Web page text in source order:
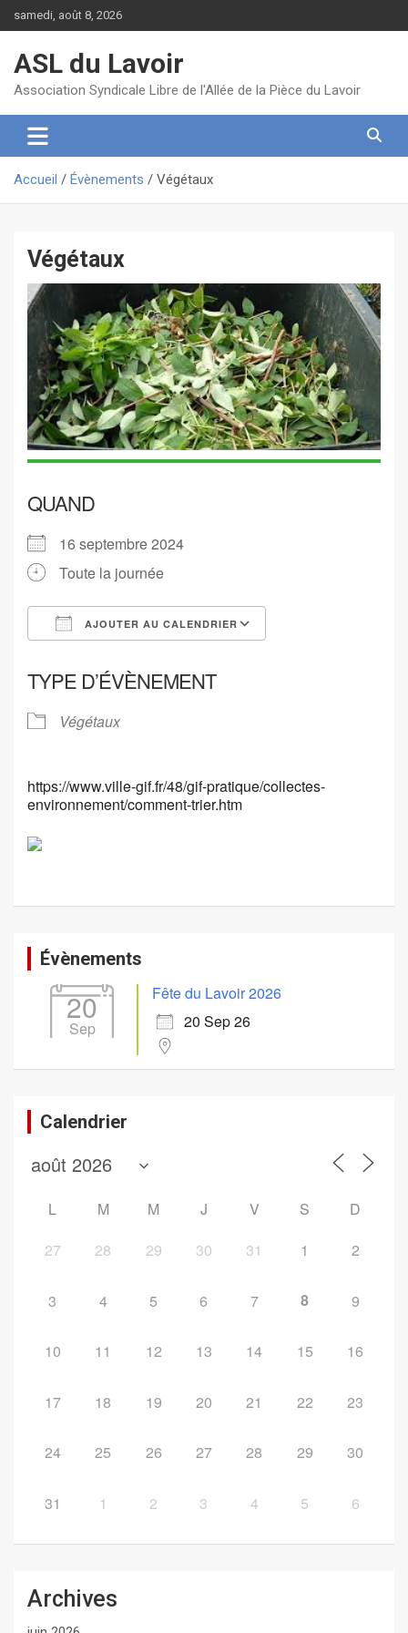
au
samedi, août 8, 2026
ASL du Lavoir
Association Syndicale Libre de l'Allée de la Pièce du Lavoir
Accueil Évènements Végétaux
Végétaux
QUAND
16 septembre 2024
Toute la journée
AJOUTER AU CALENDRIER
TYPE D’ÉVÈNEMENT
Végétaux
https://www.ville-gif.fr/48/gif-pratique/collectes-
environnement/comment-trier.htm
Évènements
20
Sep
Fête du Lavoir 2026
20 Sep 26
Calendrier
L M M J V S
D
27
28 29 30 31 1 2
3 4 5 6 7 8 9
10 11 12 13 14 15 16
17 18 19 20 21 22 23
24 25 26 27 28 29 30
31 1 2 3 4 5 6
Archives